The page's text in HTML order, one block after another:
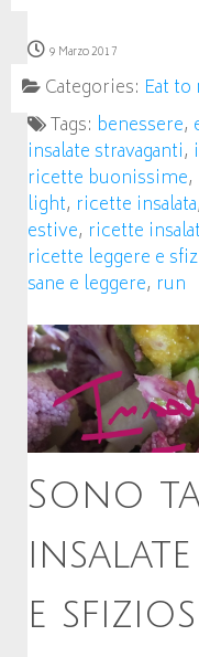
9 Marzo 2017
Categories: Eat
Tags: benessere,
insalate stravaganti,
ricette buonissime,
light, ricette insalata,
estive, ricette
ricette leggere e
sane e leggere, run
Sono
e